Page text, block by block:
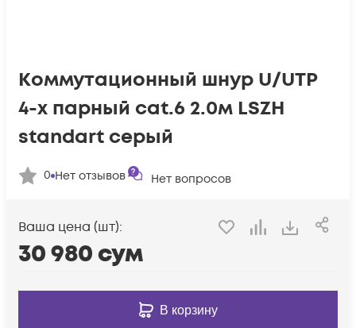
Коммутационный шнур U/UTP
4-х парный cat.6 2.0м LSZH
standart серый
0 Нет отзывов Нет вопросов
Ваша цена (шт):
30 980сум
В корзину